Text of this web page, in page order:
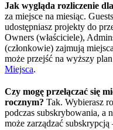
Jak wygląda rozliczenie dla
za miejsce na miesiąc.
udostępniasz projekty do
Owners (właściciele),
(członkowie) zajmują
może przejść na wyższy
Miejsca.
Czy mogę przełączać się
rocznym? Tak. Wybierasz
podczas subskrybowania, a
może zarządzać